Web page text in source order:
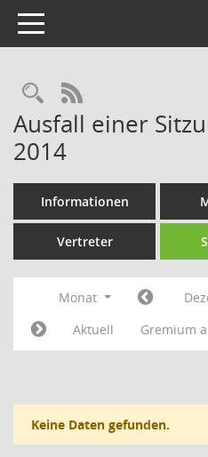
Toggle navigation
RSS-Feed
Ausfall einer
2014
Informationen
Vertreter
Monat
Aktuell
Gremium
Keine Daten gefunden.